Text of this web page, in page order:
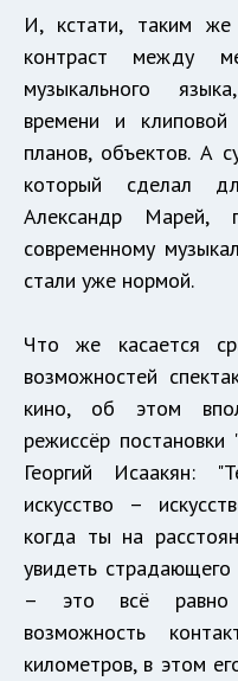
И, кстати, таким же
контраст между
музыкального
времени и
планов, объектов. А
который сделал
Александр Марей,
современному
стали уже нормой.
Что же касается
возможностей
кино, об этом
режиссёр
Георгий Исаакян:
искусство –
когда ты на
увидеть
– это всё равно
возможность
километров, в этом